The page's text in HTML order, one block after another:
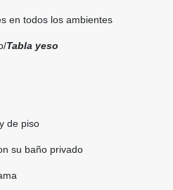
en todos los ambientes
Tabla yeso
de piso
su baño privado